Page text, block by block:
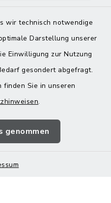
wir technisch notwendige
Darstellung unserer
Einwilligung zur Nutzung
gesondert abgefragt.
finden Sie in unseren
.
genommen